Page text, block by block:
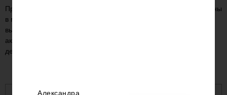
Предлагаем статью на тему: "Зарплаты футболистов барселоны
в месяц после налогов" с понятными комментариями и
выводами. С случае возникновения вопросов и для
актуализации данных на 2023 год вы можете обратиться к
дежурному консультанту.